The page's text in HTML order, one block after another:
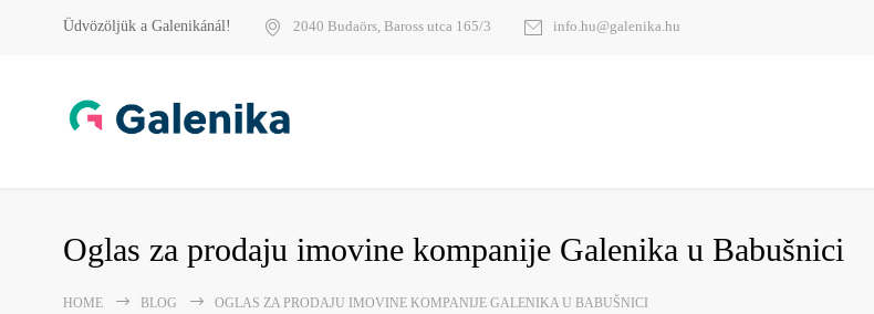
Üdvözöljük a Galenikánál! 2040 Budaörs, Baross utca 165/3 info.hu@galenika.hu
Oglas za prodaju imovine kompanije Galenika u Babušnici
HOME BLOG OGLAS ZA PRODAJU IMOVINE KOMPANIJE GALENIKA U BABUŠNICI